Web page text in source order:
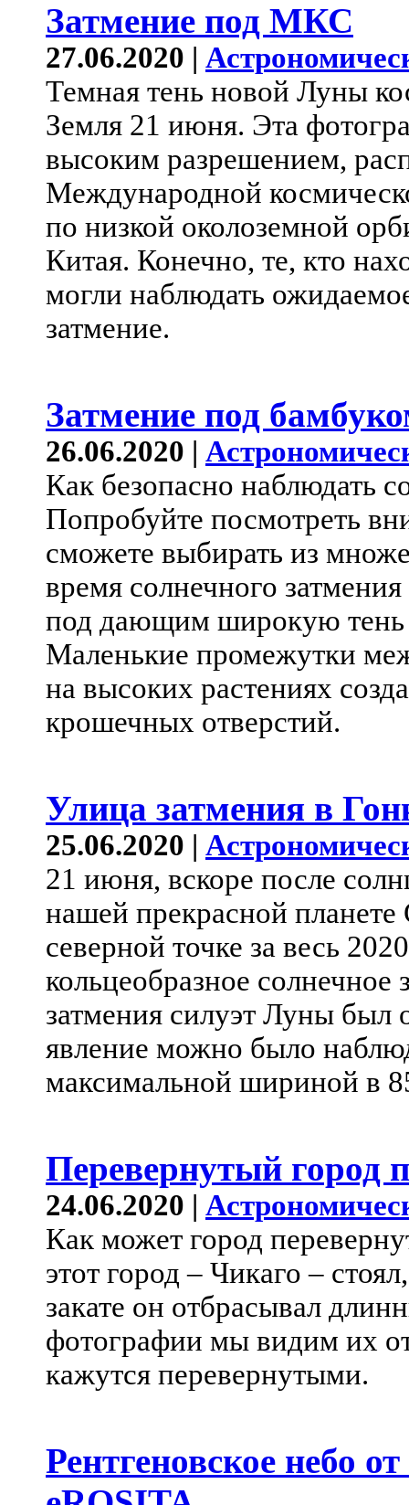
Затмение под МКС
27.06.2020 |
Темная тень новой Луны
Земля 21 июня. Эта
высоким разрешением,
Международной
по низкой околоземной
Китая. Конечно, те, кто
могли наблюдать
затмение.
Затмение под
26.06.2020 |
Как безопасно наблюдать
Попробуйте посмотреть
сможете выбирать из
время солнечного
под дающим широкую
Маленькие промежутки
на высоких растениях
крошечных отверстий.
Улица затмения в
25.06.2020 |
21 июня, вскоре после
нашей прекрасной
северной точке за весь
кольцеобразное
затмения силуэт Луны был
явление можно было
максимальной шириной в
Перевернутый город
24.06.2020 |
Как может город
этот город – Чикаго –
закате он отбрасывал
фотографии мы видим их
кажутся перевернутыми.
Рентгеновское небо